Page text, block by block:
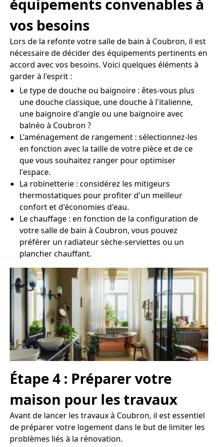
équipements convenables à
vos besoins
Lors de la refonte votre salle de bain à Coubron, il est
nécessaire de décider des équipements pertinents en
accord avec vos besoins. Voici quelques éléments à
garder à l'esprit :
Le type de douche ou baignoire : êtes-vous plus
une douche classique, une douche à l'italienne,
une baignoire d'angle ou une baignoire avec
balnéo à Coubron ?
L'aménagement de rangement : sélectionnez-les
en fonction avec la taille de votre pièce et de ce
que vous souhaitez ranger pour optimiser
l'espace.
La robinetterie : considérez les mitigeurs
thermostatiques pour profiter d'un meilleur
confort et d'économies d'eau.
Le chauffage : en fonction de la configuration de
votre salle de bain à Coubron, vous pouvez
préférer un radiateur sèche-serviettes ou un
plancher chauffant.
Étape 4 : Préparer votre
maison pour les travaux
Avant de lancer les travaux à Coubron, il est essentiel
de préparer votre logement dans le but de limiter les
problèmes liés à la rénovation.